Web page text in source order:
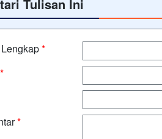
Tulisan Ini
*
*
*